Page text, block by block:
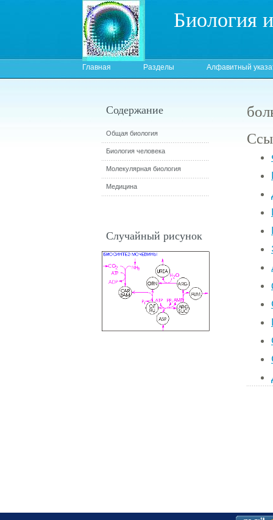
Биология
Главная Разделы Алфавитный
Содержание
Общая биология
Биология человека
Молекулярная биология
Медицина
Случайный рисунок